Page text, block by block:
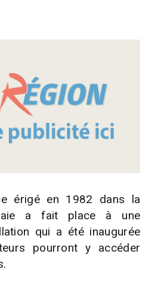
érigé en 1982 dans la
a fait place à une
qui a été inaugurée
pourront y accéder